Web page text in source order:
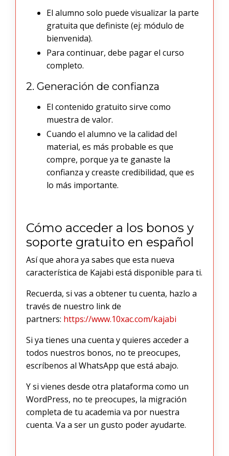
El alumno solo puede visualizar la parte
gratuita que definiste (ej: módulo de
bienvenida).
Para continuar, debe pagar el curso
completo.
2. Generación de confianza
El contenido gratuito sirve como
muestra de valor.
Cuando el alumno ve la calidad del
material, es más probable es que
compre, porque ya te ganaste la
confianza y creaste credibilidad, que es
lo más importante.
Cómo acceder a los bonos y
soporte gratuito en español
Así que ahora ya sabes que esta nueva
característica de Kajabi está disponible para ti.
Recuerda, si vas a obtener tu cuenta, hazlo a
través de nuestro link de
partners: https://www.10xac.com/kajabi
Si ya tienes una cuenta y quieres acceder a
todos nuestros bonos, no te preocupes,
escríbenos al WhatsApp que está abajo.
Y si vienes desde otra plataforma como un
WordPress, no te preocupes, la migración
completa de tu academia va por nuestra
cuenta. Va a ser un gusto poder ayudarte.